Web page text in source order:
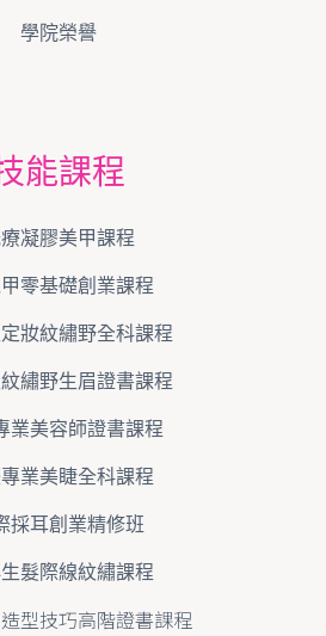
學院榮譽
能課程
凝膠美甲課程
零基礎創業課程
妝紋繡野全科課程
繡野生眉證書課程
業美容師證書課程
業美睫全科課程
採耳創業精修班
髮際線紋繡課程
型技巧高階證書課程